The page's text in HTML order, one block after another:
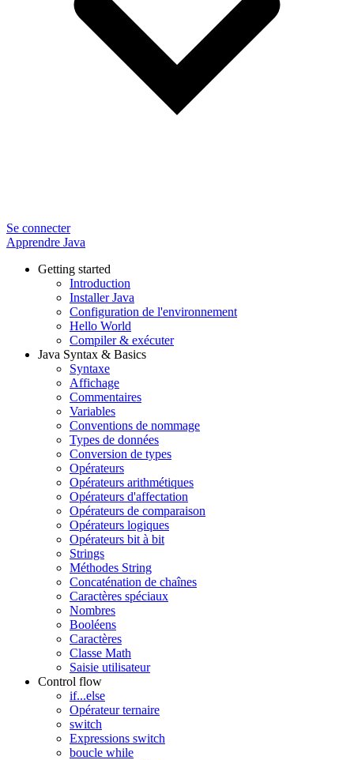
Se connecter
Apprendre Java
Getting started
Introduction
Installer Java
Configuration de l'environnement
Hello World
Compiler & exécuter
Java Syntax & Basics
Syntaxe
Affichage
Commentaires
Variables
Conventions de nommage
Types de données
Conversion de types
Opérateurs
Opérateurs arithmétiques
Opérateurs d'affectation
Opérateurs de comparaison
Opérateurs logiques
Opérateurs bit à bit
Strings
Méthodes String
Concaténation de chaînes
Caractères spéciaux
Nombres
Booléens
Caractères
Classe Math
Saisie utilisateur
Control flow
if...else
Opérateur ternaire
switch
Expressions switch
boucle while